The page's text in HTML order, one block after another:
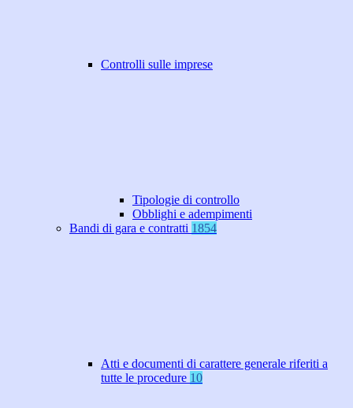
Controlli sulle imprese
Tipologie di controllo
Obblighi e adempimenti
Bandi di gara e contratti 1854
Atti e documenti di carattere generale riferiti a
tutte le procedure 10